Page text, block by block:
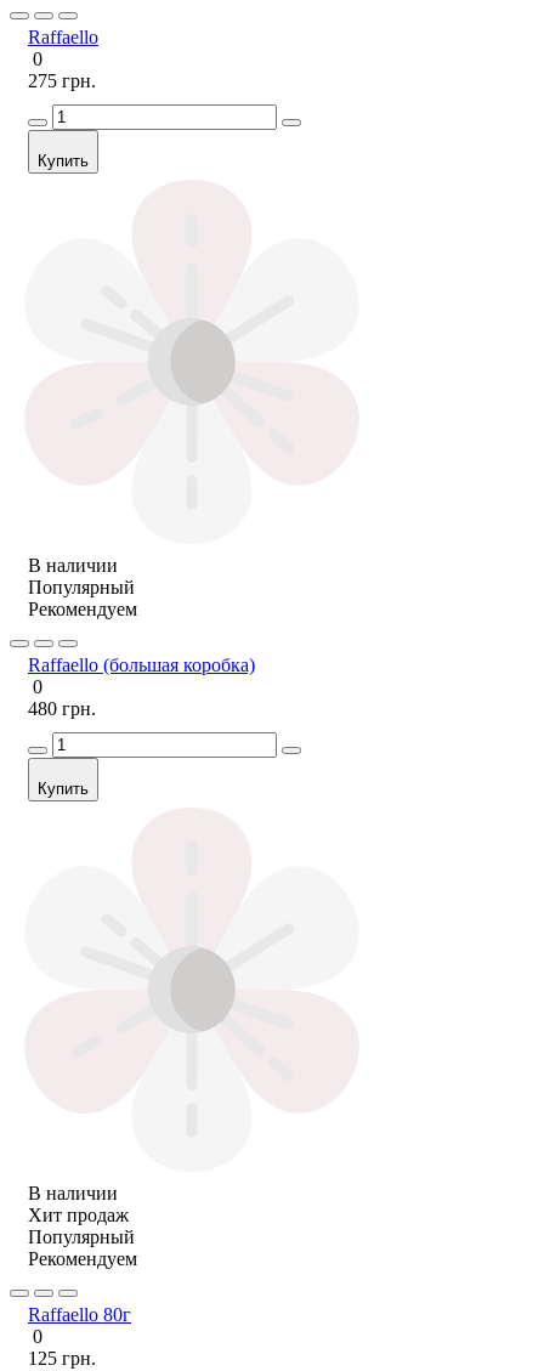
Raffaello
0
275 грн.
Купить
В наличии
Популярный
Рекомендуем
Raffaello (большая коробка)
0
480 грн.
Купить
В наличии
Хит продаж
Популярный
Рекомендуем
Raffaello 80г
0
125 грн.